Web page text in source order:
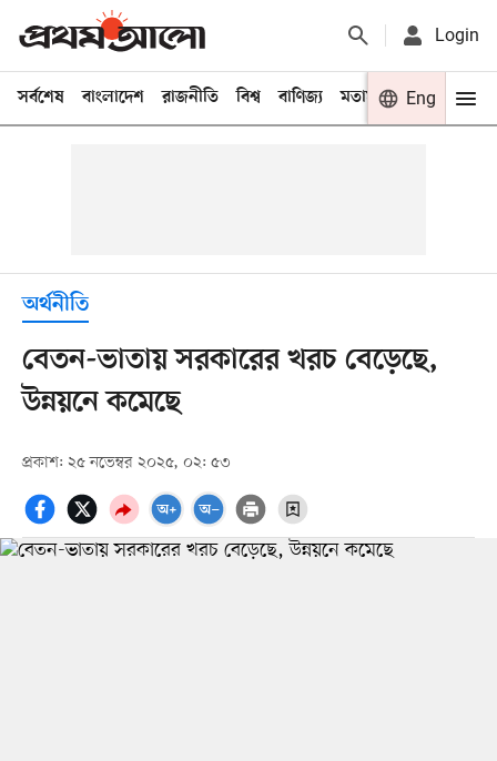
Login
সর্বশেষ বাংলাদেশ রাজনীতি বিশ্ব বাণিজ্য মতামত খেলা
Eng
অর্থনীতি
বেতন-ভাতায় সরকারের খরচ বেড়েছে,
উন্নয়নে কমেছে
প্রকাশ: ২৫ নভেম্বর ২০২৫, ০২: ৫৩